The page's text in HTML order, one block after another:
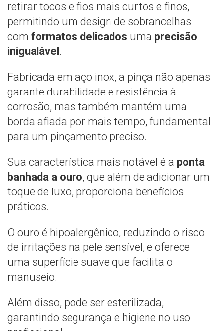
retirar tocos e fios mais curtos e finos,
permitindo um design de sobrancelhas
com formatos delicados uma precisão
inigualável .
Fabricada em aço inox, a pinça não apenas
garante durabilidade e resistência à
corrosão, mas também mantém uma
borda afiada por mais tempo, fundamental
para um pinçamento preciso.
Sua característica mais notável é a ponta
banhada a ouro, que além de adicionar um
toque de luxo, proporciona benefícios
práticos.
O ouro é hipoalergênico, reduzindo o risco
de irritações na pele sensível, e oferece
uma superfície suave que facilita o
manuseio.
Além disso, pode ser esterilizada,
garantindo segurança e higiene no uso